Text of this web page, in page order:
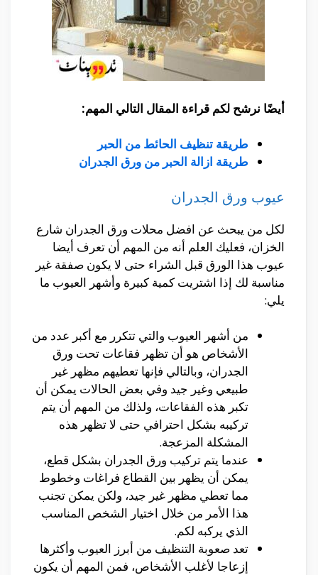
أيضًا نرشح لكم قراءة المقال التالي المهم:
طريقة تنظيف الحائط من الحبر
طريقة ازالة الحبر من ورق الجدران
عيوب ورق الجدران
لكل من يبحث عن افضل محلات ورق الجدران شارع
الخزان، فعليك العلم أنه من المهم أن تعرف أيضا
عيوب هذا الورق قبل الشراء حتى لا يكون صفقة غير
مناسبة لك إذا اشتريت كمية كبيرة وأشهر العيوب ما
يلي:
من أشهر العيوب والتي تتكرر مع أكبر عدد من
الأشخاص هو أن تظهر فقاعات تحت ورق
الجدران، وبالتالي فإنها تعطيهم مظهر غير
طبيعي وغير جيد وفي بعض الحالات يمكن أن
تكبر هذه الفقاعات، ولذلك من المهم أن يتم
تركيبه بشكل احترافي حتى لا تظهر هذه
المشكلة المزعجة.
عندما يتم تركيب ورق الجدران بشكل قطع،
يمكن أن يظهر بين القطاع فراغات وخطوط
مما تعطي مظهر غير جيد، ولكن يمكن تجنب
هذا الأمر من خلال اختيار الشخص المناسب
الذي يركبه لكم.
تعد صعوبة التنظيف من أبرز العيوب وأكثرها
إزعاجا لأغلب الأشخاص، فمن المهم أن يكون